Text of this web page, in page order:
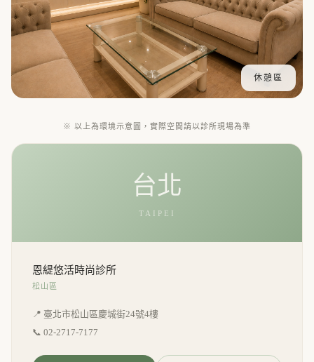
休憩區
※ 以上為環境示意圖，實際空間請以診所現場為準
台北
TAIPEI
恩緹悠活時尚診所
松山區
📍 臺北市松山區慶城街24號4樓
📞 02-2717-7177